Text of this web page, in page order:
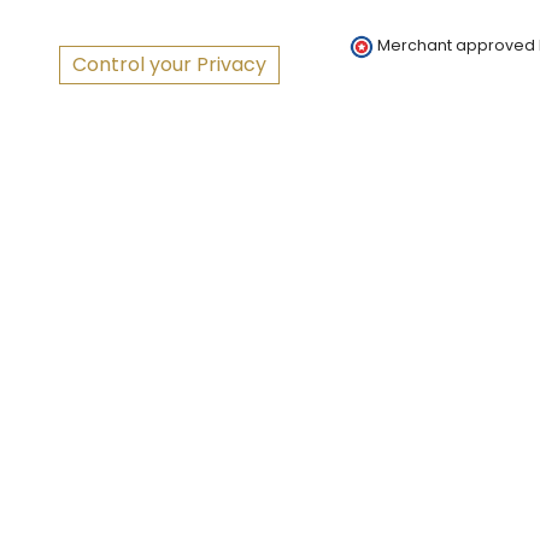
Control your Privacy
Merchant approved